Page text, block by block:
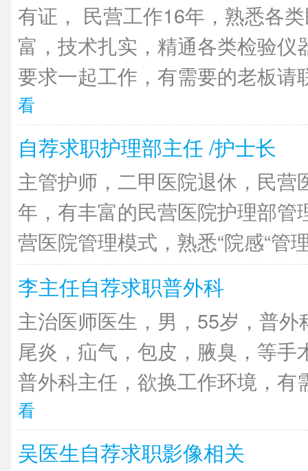
有证， 民营工作16年，熟悉各
富，技术扎实，精通各类检验仪
要求一起工作，有需要的老板请
看
自荐求职护理部主任 /护士长
主管护师，二甲医院退休，民营
年，有丰富的民营医院护理部管
营医院管理模式，熟悉“院感“管
李主任自荐求职普外科
主治医师医生，男，55岁，普
尾炎，疝气，包皮，腋臭，等手
普外科主任，欲换工作环境，有
看
吴医生自荐求职影像相关